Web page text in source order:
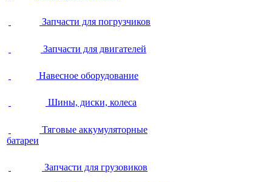
Запчасти для погрузчиков
Запчасти для двигателей
Навесное оборудование
Шины, диски, колеса
Тяговые аккумуляторные
батареи
Запчасти для грузовиков